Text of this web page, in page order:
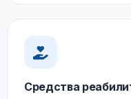
Средства